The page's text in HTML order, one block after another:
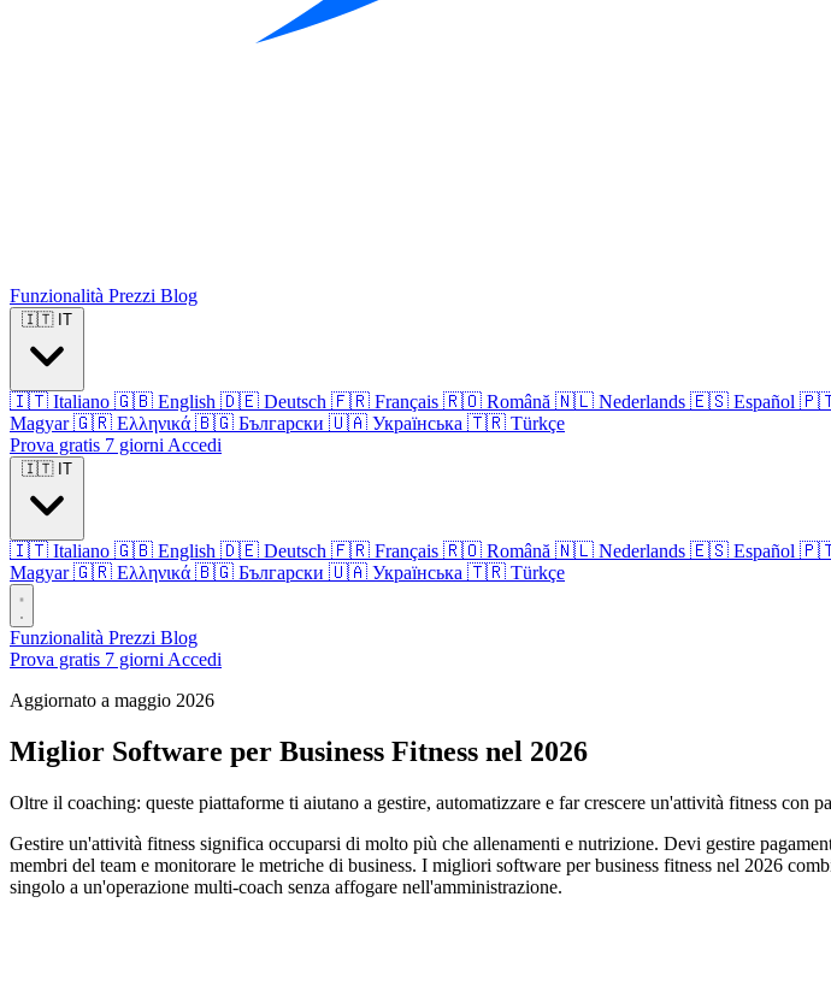
Funzionalità Prezzi Blog
🇮🇹 IT
🇮🇹 Italiano 🇬🇧 English 🇩🇪 Deutsch 🇫🇷 Français 🇷🇴 Română 🇳🇱 Nederlands 🇪🇸 Español
Magyar 🇬🇷 Ελληνικά 🇧🇬 Български 🇺🇦 Українська 🇹🇷 Türkçe
Prova gratis 7 giorni Accedi
🇮🇹 IT
🇮🇹 Italiano 🇬🇧 English 🇩🇪 Deutsch 🇫🇷 Français 🇷🇴 Română 🇳🇱 Nederlands 🇪🇸 Español
Magyar 🇬🇷 Ελληνικά 🇧🇬 Български 🇺🇦 Українська 🇹🇷 Türkçe
Funzionalità Prezzi Blog
Prova gratis 7 giorni Accedi
Aggiornato a maggio 2026
Miglior Software per Business Fitness nel 2026
Oltre il coaching: queste piattaforme ti aiutano a gestire, automatizzare e far crescere un'attività fitness con
Gestire un'attività fitness significa occuparsi di molto più che allenamenti e nutrizione. Devi gestire
membri del team e monitorare le metriche di business. I migliori software per business fitness nel 2026
singolo a un'operazione multi-coach senza affogare nell'amministrazione.